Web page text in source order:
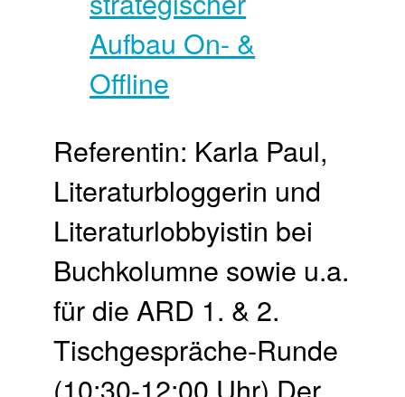
Referentin: Karla Paul,
Literaturbloggerin und
Literaturlobbyistin bei
Buchkolumne sowie u.a.
für die ARD 1. & 2.
Tischgespräche-Runde
(10:30-12:00 Uhr) Der